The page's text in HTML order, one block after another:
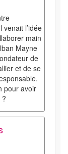
venait l’idée
main
Mayne
de
et de se
pour avoir